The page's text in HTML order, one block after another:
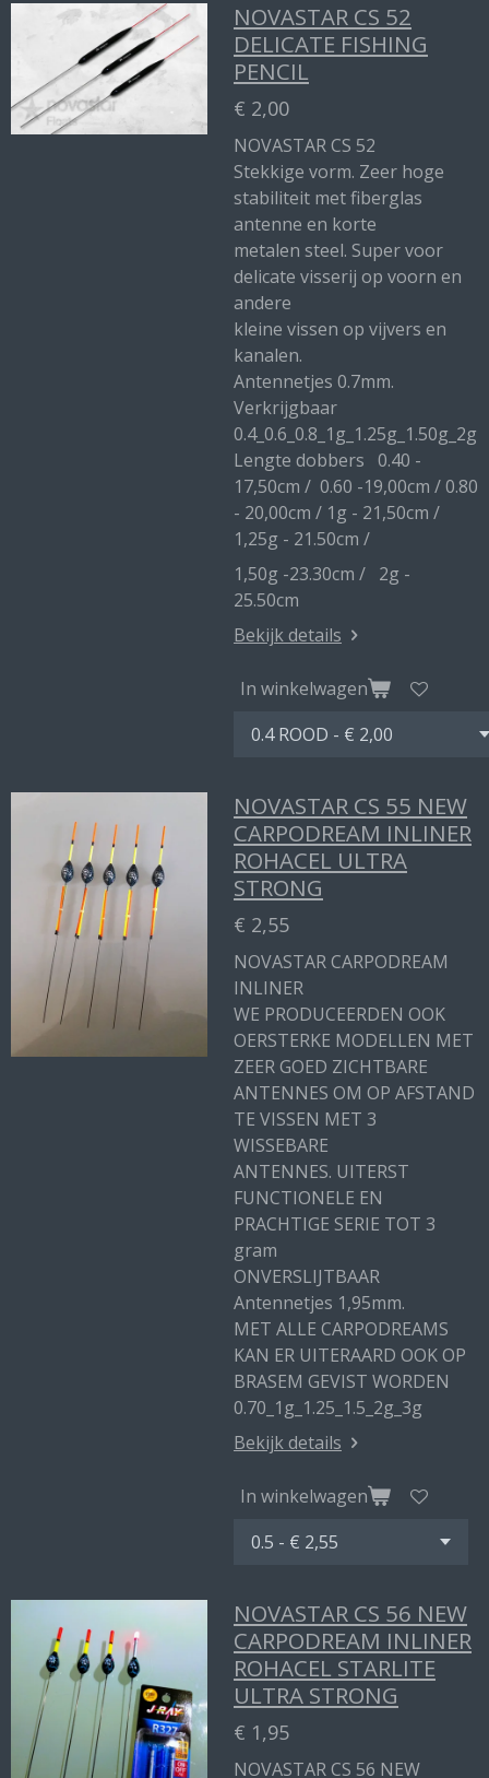
NOVASTAR CS 52
DELICATE FISHING
PENCIL
€ 2,00
NOVASTAR CS 52
Stekkige vorm. Zeer hoge
stabiliteit met fiberglas
antenne en korte
metalen steel. Super voor
delicate visserij op voorn en
andere
kleine vissen op vijvers en
kanalen.
Antennetjes 0.7mm.
Verkrijgbaar
0.4_0.6_0.8_1g_1.25g_1.50g_2g
Lengte dobbers 0.40 -
17,50cm / 0.60 -19,00cm / 0.80
- 20,00cm / 1g - 21,50cm /
1,25g - 21.50cm /
1,50g -23.30cm / 2g -
25.50cm
Bekijk details
In winkelwagen
NOVASTAR CS 55 NEW
CARPODREAM INLINER
ROHACEL ULTRA
STRONG
€ 2,55
NOVASTAR CARPODREAM
INLINER
WE PRODUCEERDEN OOK
OERSTERKE MODELLEN MET
ZEER GOED ZICHTBARE
ANTENNES OM OP AFSTAND
TE VISSEN MET 3
WISSEBARE
ANTENNES. UITERST
FUNCTIONELE EN
PRACHTIGE SERIE TOT 3
gram
ONVERSLIJTBAAR
Antennetjes 1,95mm.
MET ALLE CARPODREAMS
KAN ER UITERAARD OOK OP
BRASEM GEVIST WORDEN
0.70_1g_1.25_1.5_2g_3g
Bekijk details
In winkelwagen
NOVASTAR CS 56 NEW
CARPODREAM INLINER
ROHACEL STARLITE
ULTRA STRONG
€ 1,95
NOVASTAR CS 56 NEW